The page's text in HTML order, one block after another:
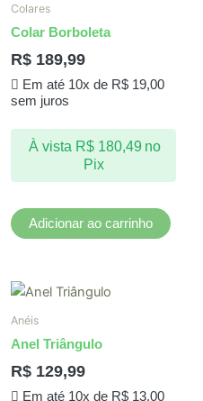
Colares
Colar Borboleta
R$ 189,99
Em até 10x de R$19,00
sem juros
À vista R$180,49 no
Pix
Adicionar ao carrinho
Anéis
Anel Triângulo
R$ 129,99
Em até 10x de R$13,00